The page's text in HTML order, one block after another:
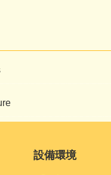
設備環境